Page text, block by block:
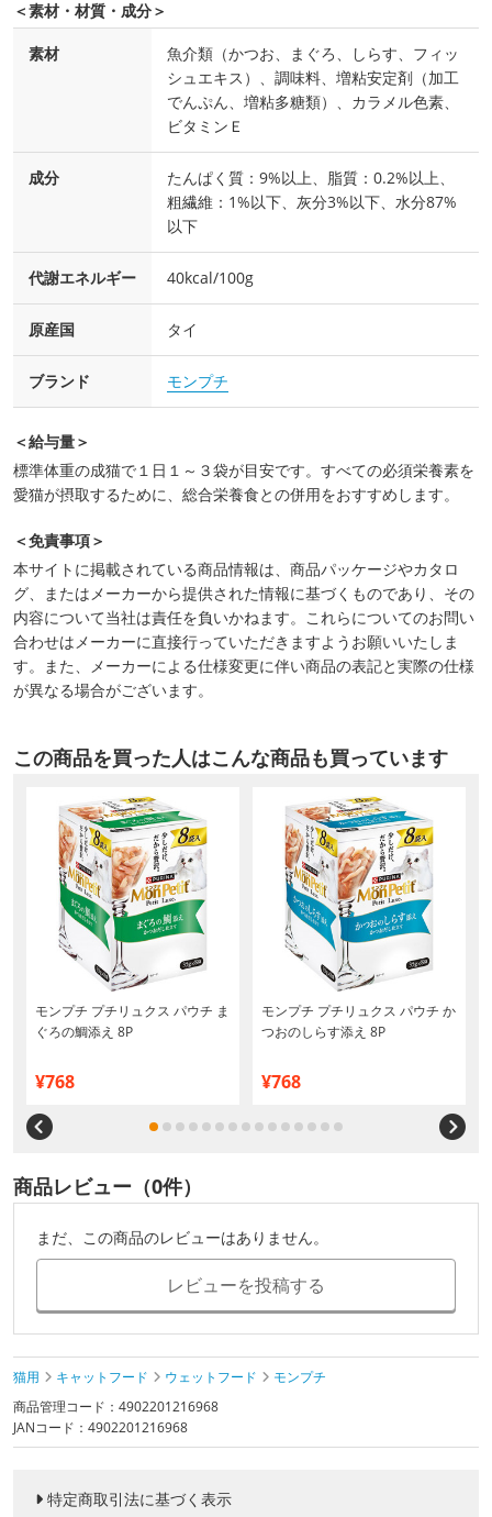
＜素材・材質・成分＞
素材
魚介類（かつお、まぐろ、しらす、フィッ
シュエキス）、調味料、増粘安定剤（加工
でんぷん、増粘多糖類）、カラメル色素、
ビタミンＥ
成分
たんぱく質：9%以上、脂質：0.2%以上、
粗繊維：1%以下、灰分3%以下、水分87%
以下
代謝エネルギー 40kcal/100g
原産国 タイ
ブランド モンプチ
＜給与量＞
標準体重の成猫で１日１～３袋が目安です。すべての必須栄養素を
愛猫が摂取するために、総合栄養食との併用をおすすめします。
＜免責事項＞
本サイトに掲載されている商品情報は、商品パッケージやカタロ
グ、またはメーカーから提供された情報に基づくものであり、その
内容について当社は責任を負いかねます。これらについてのお問い
合わせはメーカーに直接行っていただきますようお願いいたしま
す。また、メーカーによる仕様変更に伴い商品の表記と実際の仕様
が異なる場合がございます。
この商品を買った人はこんな商品も買っています
モンプチ プチリュクス パウチ ま
ぐろの鯛添え 8P
¥768
モンプチ プチリュクス パウチ か
つおのしらす添え 8P
¥768
商品レビュー（0件）
まだ、この商品のレビューはありません。
レビューを投稿する
猫用 キャットフード ウェットフード
モンプチ
商品管理コード：4902201216968
JANコード：4902201216968
特定商取引法に基づく表示